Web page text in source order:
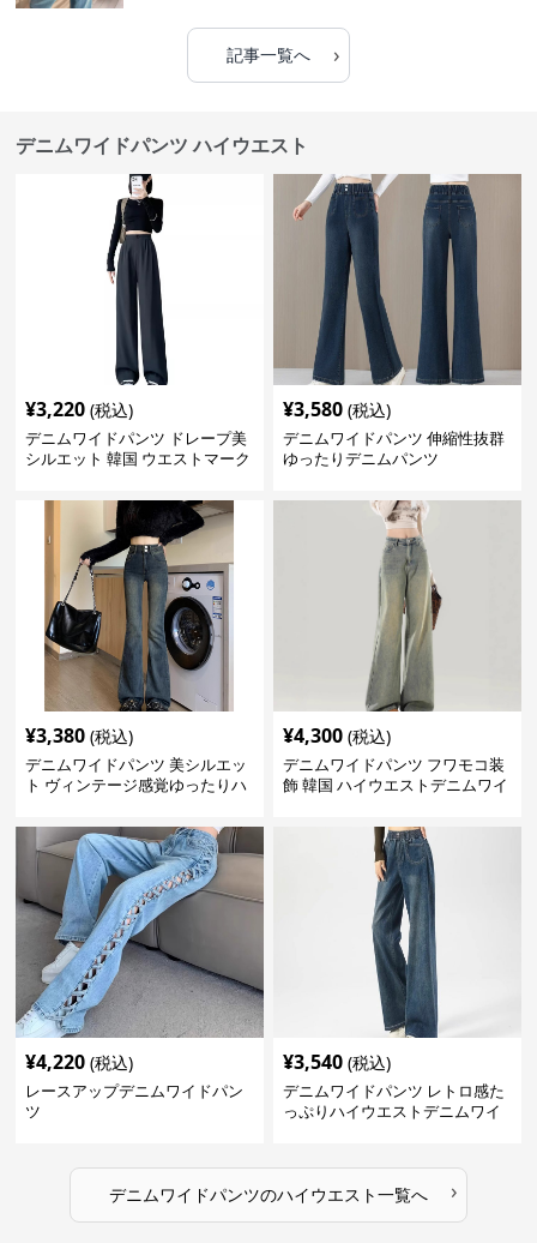
記事一覧へ ›
デニムワイドパンツ ハイウエスト
¥3,220 (税込)
デニムワイドパンツ ドレープ美
シルエット 韓国 ウエストマーク
¥3,580 (税込)
デニムワイドパンツ 伸縮性抜群
ゆったりデニムパンツ
¥3,380 (税込)
デニムワイドパンツ 美シルエッ
ト ヴィンテージ感覚ゆったりハ
¥4,300 (税込)
デニムワイドパンツ フワモコ装
飾 韓国 ハイウエストデニムワイ
¥4,220 (税込)
レースアップデニムワイドパン
ツ
¥3,540 (税込)
デニムワイドパンツ レトロ感た
っぷりハイウエストデニムワイ
デニムワイドパンツのハイウエスト一覧へ ›